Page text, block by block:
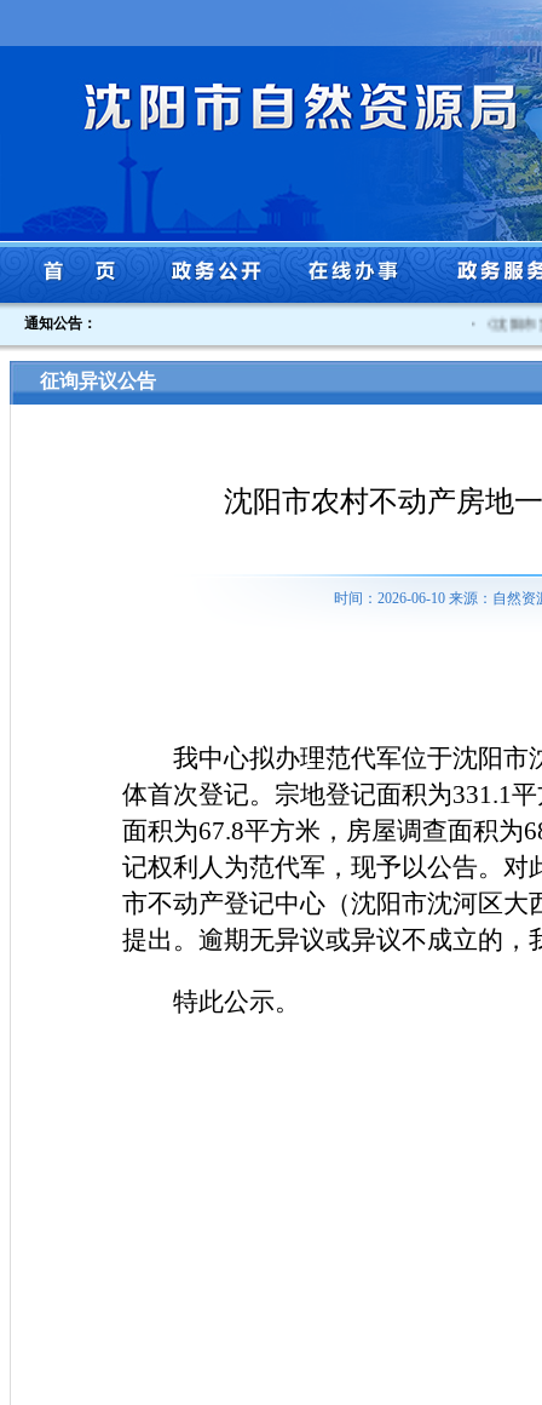
通知公告： 《沈阳市
征询异议公告
沈阳市农村不动产房地
时间：2026-06-10 来源：自然
我中心拟办理范代军位于沈阳市
体首次登记。宗地登记面积为331.1
面积为67.8平方米，房屋调查面积为
记权利人为范代军，现予以公告。
市不动产登记中心（沈阳市沈河区大
提出。逾期无异议或异议不成立的
特此公示。